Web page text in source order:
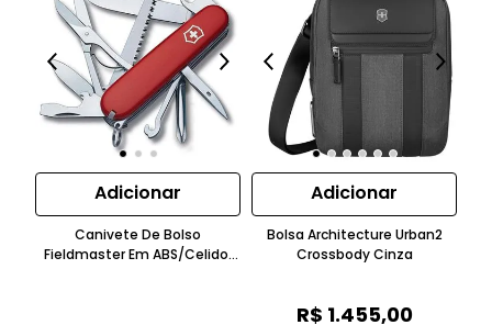
Adicionar
Canivete De Bolso
Fieldmaster Em ABS/Celidor
Adicionar
Bolsa Architecture Urban2
Crossbody Cinza
R$ 1.455,00